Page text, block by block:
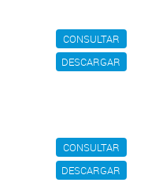
CONSULTAR
DESCARGAR
CONSULTAR
DESCARGAR